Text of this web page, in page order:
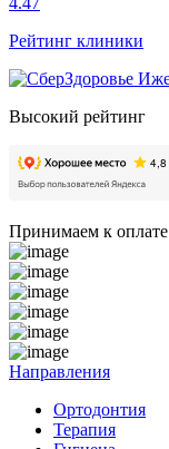
Рейтинг клиники
Высокий рейтинг
Принимаем к оплате
Направления
Ортодонтия
Терапия